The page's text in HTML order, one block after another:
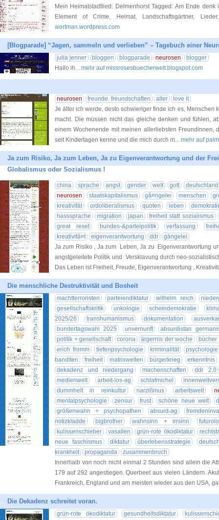
Mein Heimatstadtlied: Delmenhorst Tagged: Am Ende
Element of Crime, Heimat, Landschaftsgärtner,
wortman.wordpress.com
[Blogparade] “Jagen, sammeln und verlieben” – Tagebuch einer
julia jenner bloggen blogparade neurosen
blogger
Hallo ih... mehr auf missrosesbuecherwelt.blogspot.com
neurosen freunde. freundschaften alter
love it
Je älter ich werde, desto schwieriger finde ich es, Menschen
macht. Die müssen nicht das gleiche denken und fühlen,
einem Wochenende mit meinen allerliebsten Freundinnen,
seit Kindertagen kenne und die mich durch m... mehr auf
Ja zum Risiko, Ja zum Leben, Ja zu Eigenverantwortung und der
Globalismus oder Sozialismus !
china sprache angst gender welt gott
deutschland
neurosen
staatskapitalismus gã¤ngelei menschen
kreativität
ordoliberalismus quoten leben
hasssprache
migration japan
freiheit statt sozialismus
great reset
bundes-&parteipolitik verfassung
kreativitã¤t
eigenverantwortung ddr
gängelei
Ja zum Risiko , Ja zum Leben, Ja zu Eigenverantwortung
angstgeleitete Politik und Versklavung durch neo-
Das Leben ist Freiheit, Freude, Eigenverantwortung ,
Die menschliche Destruktivität und Bosheit
machtterroristen parteiendiktatur wilhelm reich
gesellschaftskritik
unkologie scheindemokratie
2025/26
transhumanismus dokumentation
bundertagswahl 2025
unvernunft
absurdistan
politik + gesellschaft
corona ärgernis der woche
bücher
erich fromm
tiefenpsychologie kriminalität
psychologie
banditen
freiheit matrixwelten bürgerkrieg
erkenntnis
dekadenz und niedergang
machenschaften
ddr 2.0
medienwelt
arbeit-los-ag schlafmichel
dummheit in reinkultur
narzißmus arbeitswelt
mentalpsychologie
zensur frust schöne neue welt
größenwahn + psychopathen
absurd-ag
notizkladde
bigbrother wahnsinn + irrsinn
kulissenschieber
vasallen grün-rote ökodiktatur
neue faschismus
diktatur überlebensstrategie
krankheit
propaganda
zusammenbruch
Innerhalb von noch nicht einmal 2 Stunden sind allein die
179 auf 292 angestiegen. Querbeet aus vielen Ländern.
Frankreich, England und am meisten wieder aus den USA,
Die Dekadenz schreitet voran.
grün-rote ökodiktatur gesundheitsdiktatur